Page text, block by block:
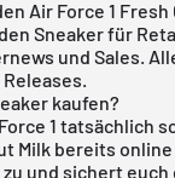
Air Force 1
Sneaker für
und Sales.
kaufen?
1 tatsächlich
Milk bereits
und sichert